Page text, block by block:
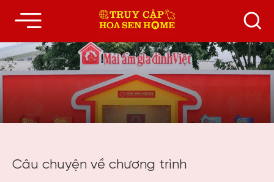
Câu chuyện về chương trình